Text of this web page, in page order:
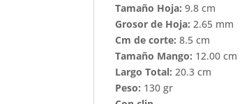
Tamaño Hoja: 9.8 cm
Grosor de Hoja: 2.65 mm
Cm de corte: 8.5 cm
Tamaño Mango: 12.00 cm
Largo Total:20.3 cm
Peso: 130 gr